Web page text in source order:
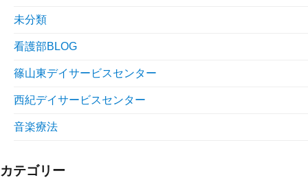
未分類
看護部BLOG
篠山東デイサービスセンター
西紀デイサービスセンター
音楽療法
カテゴリー